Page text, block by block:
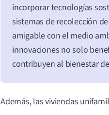
incorporar tecnologías
sistemas de recolección
amigable con el medio
innovaciones no solo
contribuyen al bienestar
Además, las viviendas